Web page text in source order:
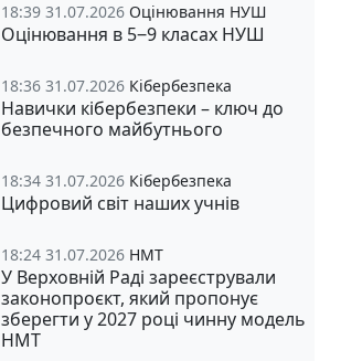
18:39 31.07.2026 Оцінювання НУШ
Оцінювання в 5‒9 класах НУШ
18:36 31.07.2026 Кібербезпека
Навички кібербезпеки – ключ до
безпечного майбутнього
18:34 31.07.2026 Кібербезпека
Цифровий світ наших учнів
18:24 31.07.2026 НМТ
У Верховній Раді зареєстрували
законопроєкт, який пропонує
зберегти у 2027 році чинну модель
НМТ